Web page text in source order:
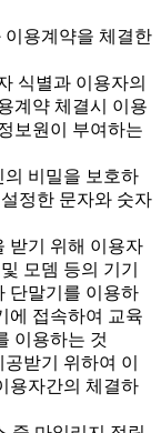
용계약을 체결한
식별과 이용자의
계약 체결시 이용
보원이 부여하는
비밀을 보호하
정한 문자와 숫자
받기 위해 이용자
모뎀 등의 기기
단말기를 이용하
에 접속하여 교육
이용하는 것
받기 위하여 이
용자간의 체결하